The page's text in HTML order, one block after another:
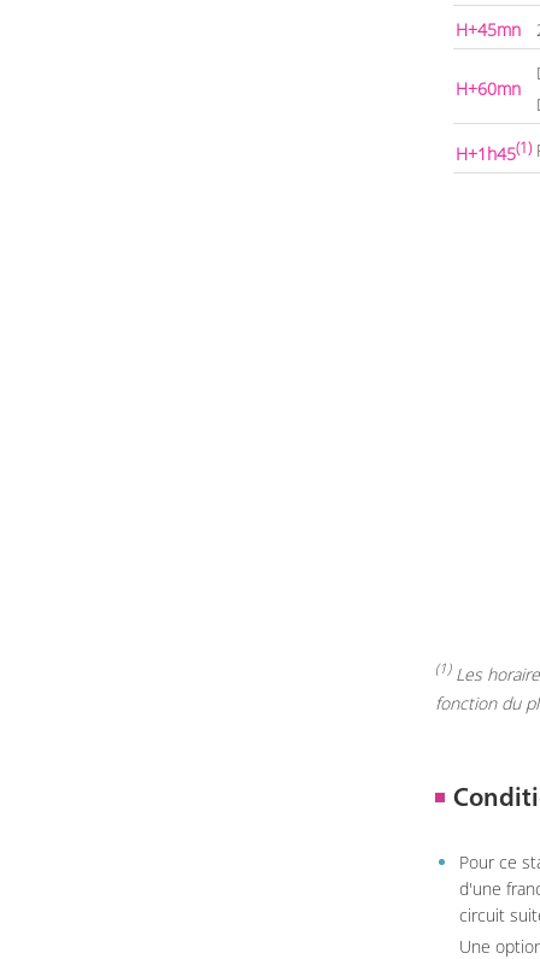
H+45mn
H+60mn
H+1h45(1)
(1)Les
fonction du
Pour ce
d'une
circuit
Une